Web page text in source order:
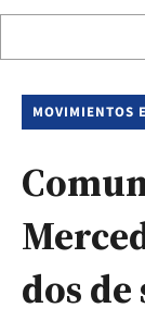
MOVIMIENTOS
dos